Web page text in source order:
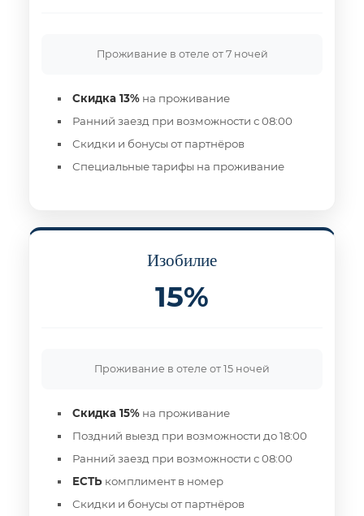
Проживание в отеле от 7 ночей
Скидка 13% на проживание
Ранний заезд при возможности с 08:00
Скидки и бонусы от партнёров
Специальные тарифы на проживание
Изобилие
15%
Проживание в отеле от 15 ночей
Скидка 15% на проживание
Поздний выезд при возможности до 18:00
Ранний заезд при возможности с 08:00
ЕСТЬ комплимент в номер
Скидки и бонусы от партнёров